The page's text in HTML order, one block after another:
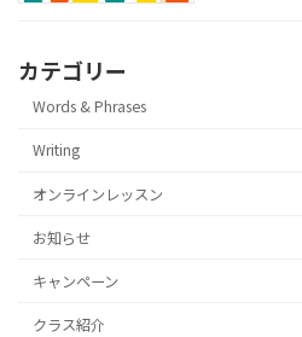
カテゴリー
Words & Phrases
Writing
オンラインレッスン
お知らせ
キャンペーン
クラス紹介